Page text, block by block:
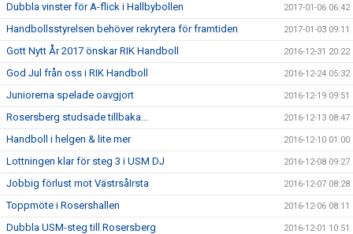
Dubbla vinster för A-flick i Hallbybollen 2017-01-06 06:42
Handbollsstyrelsen behöver rekrytera för framtiden 2017-01-03 09:11
Gott Nytt År 2017 önskar RIK Handboll 2016-12-31 20:22
God Jul från oss i RIK Handboll 2016-12-24 05:32
Juniorerna spelade oavgjort 2016-12-19 09:51
Rosersberg studsade tillbaka... 2016-12-13 08:47
Handboll i helgen & lite mer 2016-12-10 01:00
Lottningen klar för steg 3 i USM DJ 2016-12-08 09:27
Jobbig förlust mot VästrsåIrsta 2016-12-07 08:28
Toppmöte i Rosershallen 2016-12-06 08:11
Dubbla USM-steg till Rosersberg 2016-12-01 10:51